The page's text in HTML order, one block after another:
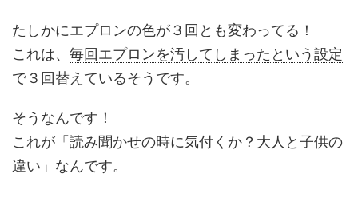
たしかにエプロンの色が３回とも変わってる！
これは、 毎回エプロンを汚してしまったという設定
で３回替えているそうです。
そうなんです！
これが「読み聞かせの時に気付くか？大人と子供の
違い」なんです。